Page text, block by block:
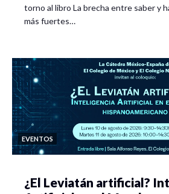
torno al libro La brecha entre saber y
más fuertes…
EVENTOS
¿El Leviatán artificial?